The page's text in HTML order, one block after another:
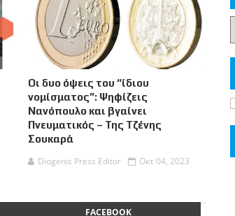
Οι δυο όψεις του “ίδιου
νομίσματος”: Ψηφίζεις
Νανόπουλο και βγαίνει
Πνευματικός – Της Τζένης
Σουκαρά
Diogenis Press Editor
Οκτ 04, 2023
FACEBOOK